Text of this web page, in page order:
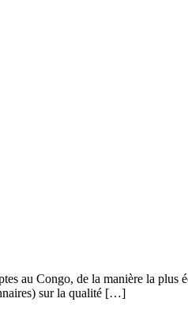
au Congo, de la manière la plus
sur la qualité […]